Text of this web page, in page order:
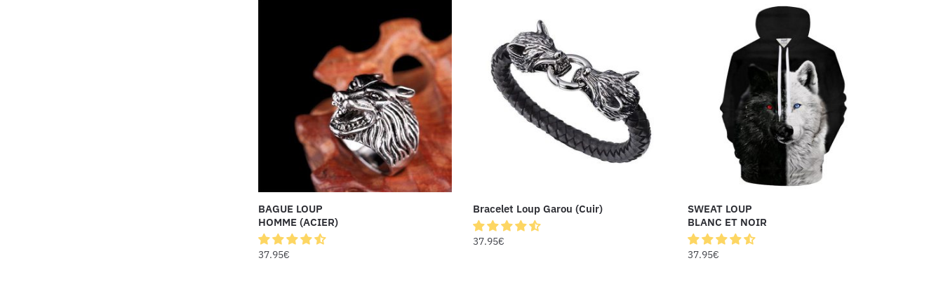
BAGUE LOUP
HOMME (ACIER)
37.95€
Bracelet Loup Garou (Cuir)
37.95€
SWEAT LOUP
BLANC ET NOIR
37.95€